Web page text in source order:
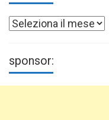
Archivi
sponsor: